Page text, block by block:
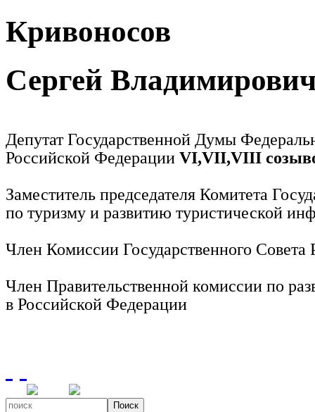
Кривоносов
Сергей
Депутат Государственной Думы
Российской Федерации VI,VII,VIII
Заместитель председателя Комитета
по туризму и развитию туристической
Член Комиссии Государственного
Член Правительственной комиссии по
в Российской Федерации
Поиск